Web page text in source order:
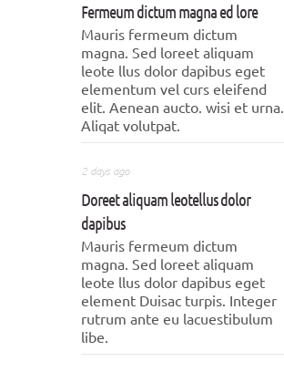
Fermeum dictum magna ed lore
Mauris fermeum dictum
magna. Sed loreet aliquam
leote llus dolor dapibus eget
elementum vel curs eleifend
elit. Aenean aucto. wisi et urna.
Aliqat volutpat.
2 days ago
Doreet aliquam leotellus dolor
dapibus
Mauris fermeum dictum
magna. Sed loreet aliquam
leote llus dolor dapibus eget
element Duisac turpis. Integer
rutrum ante eu lacuestibulum
libe.